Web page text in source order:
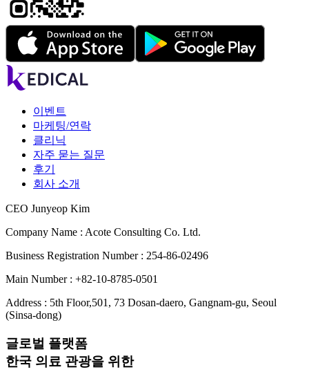
이벤트
마케팅/연락
클리닉
자주 묻는 질문
후기
회사 소개
CEO Junyeop Kim
Company Name : Acote Consulting Co. Ltd.
Business Registration Number : 254-86-02496
Main Number : +82-10-8785-0501
Address : 5th Floor,501, 73 Dosan-daero, Gangnam-gu, Seoul
(Sinsa-dong)
글로벌 플랫폼
한국 의료 관광을 위한